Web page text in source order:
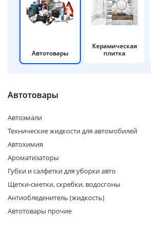
Автотовары
Керамическая
плитка
Автотовары
Автоэмали
Технические жидкости для автомобилей
Автохимия
Ароматизаторы
Губки и салфетки для уборки авто
Щетки-сметки, скребки, водосгоны
Антиобледенитель (жидкость)
Автотовары прочие